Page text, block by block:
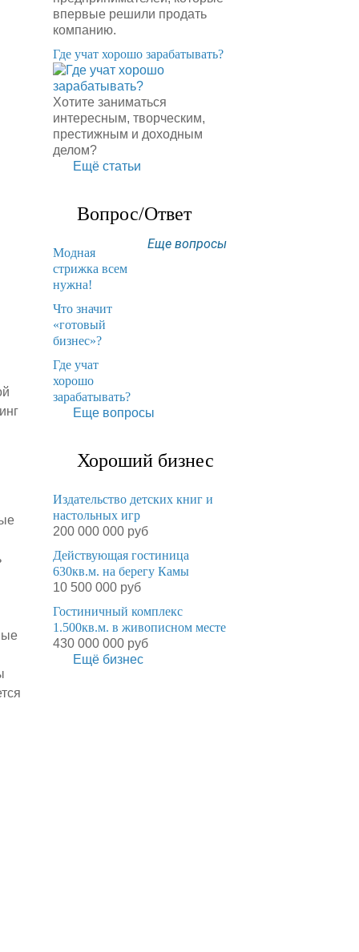
впервые решили продать
компанию.
​Где учат хорошо зарабатывать?
Хотите заниматься
интересным, творческим,
престижным и доходным
делом?
Ещё статьи
Вопрос/Ответ
Еще вопросы
Модная
стрижка всем
нужна!
​Что значит
«готовый
бизнес»?
​Где учат
хорошо
зарабатывать?
Еще вопросы
Хороший бизнес
Издательство детских книг и
настольных игр
200 000 000 руб
Действующая гостиница
630кв.м. на берегу Камы
10 500 000 руб
Гостиничный комплекс
1.500кв.м. в живописном месте
430 000 000 руб
Ещё бизнес